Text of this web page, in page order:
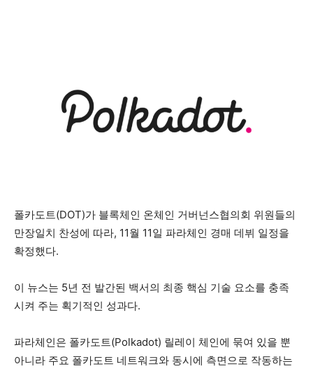
폴카도트(DOT)가 블록체인 온체인 거버넌스협의회 위원들의
만장일치 찬성에 따라, 11월 11일 파라체인 경매 데뷔 일정을
확정했다.
이 뉴스는 5년 전 발간된 백서의 최종 핵심 기술 요소를 충족
시켜 주는 획기적인 성과다.
파라체인은 폴카도트(Polkadot) 릴레이 체인에 묶여 있을 뿐
아니라 주요 폴카도트 네트워크와 동시에 측면으로 작동하는